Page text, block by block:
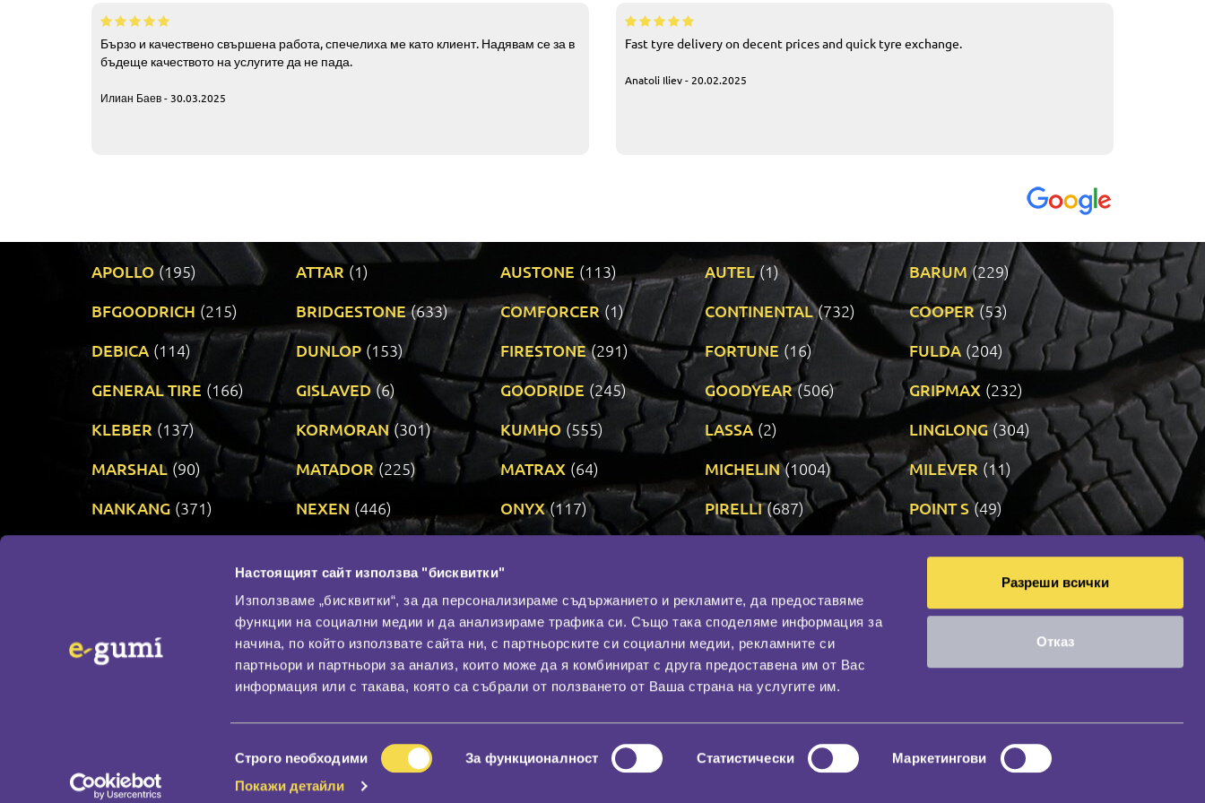
Настоящият сайт използва "бисквитки"
Използваме „бисквитки“, за да персонализираме съдържанието и рекламите, да предоставяме
функции на социални медии и да анализираме трафика си. Също така споделяме информация за
начина, по който използвате сайта ни, с партньорските си социални медии, рекламните си
партньори и партньори за анализ, които може да я комбинират с друга предоставена им от Вас
информация или с такава, която са събрали от ползването от Ваша страна на услугите им.
на
съгласие
Строго nеобходими За функционалност Статистически
Маркетингови
Покажи детайли
Разреши всички
Отказ
Бързо и качествено свършена работа, спечелиха ме като клиент. Надявам се за в
бъдеще качеството на услугите да не пада.
Илиан Баев - 30.03.2025
Fast tyre delivery on decent prices and quick tyre exchange.
Anatoli Iliev - 20.02.2025
APOLLO (195) ATTAR (1) AUSTONE (113) AUTEL (1) BARUM (229)
BFGOODRICH (215) BRIDGESTONE (633) COMFORCER (1) CONTINENTAL (732) COOPER (53)
DEBICA (114) DUNLOP (153) FIRESTONE (291) FORTUNE (16) FULDA (204)
GENERAL TIRE (166) GISLAVED (6) GOODRIDE (245) GOODYEAR (506) GRIPMAX (232)
KLEBER (137) KORMORAN (301) KUMHO (555) LASSA (2) LINGLONG (304)
MARSHAL (90) MATADOR (225) MATRAX (64) MICHELIN (1004) MILEVER (11)
NANKANG (371) NEXEN (446) ONYX (117) PIRELLI (687) POINT S (49)
VREDESTEIN (467)
По бранд
Промотирани гуми
Доставка и плащане
Политика за поверителност
Контакти
За нас
Гаранция
Социална мрежа
НАШИЯТ БЛОГ